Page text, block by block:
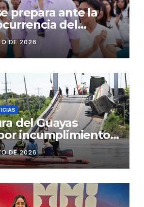
prepara ante la
del
de El Niño:
Nacional capacita a
DE 2026
del Guayas
incumplimiento
a la
CONORTE y
en
del puente
Cornejo, en
DE 2026